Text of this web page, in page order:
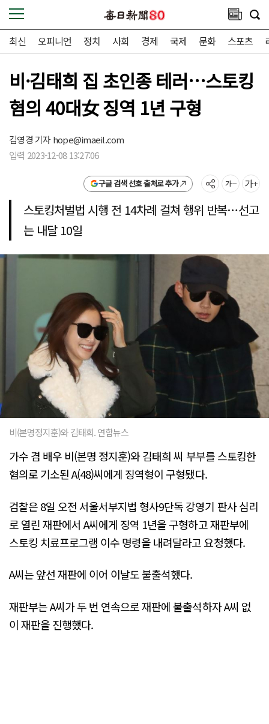
최신 오피니언 정치 사회 경제 국제 문화 스포츠
비·김태희 집 초인종 테러…스토킹
혐의 40대女 징역 1년 구형
김영경 기자hope@imaeil.com
입력 2023-12-08 13:27:06
구글 검색 선호 출처로 추가
스토킹처벌법 시행 전 14차례 걸쳐 행위 반복…선고
는 내달 10일
비(본명정지훈)와 김태희. 연합뉴스
가수 겸 배우 비(본명 정지훈)와 김태희 씨 부부를 스토킹한
혐의로 기소된 A(48)씨에게 징역형이 구형됐다.
검찰은 8일 오전 서울서부지법 형사9단독 강영기 판사 심리
로 열린 재판에서 A씨에게 징역 1년을 구형하고 재판부에
스토킹 치료프로그램 이수 명령을 내려달라고 요청했다.
A씨는 앞선 재판에 이어 이날도 불출석했다.
재판부는 A씨가 두 번 연속으로 재판에 불출석하자 A씨 없
이 재판을 진행했다.